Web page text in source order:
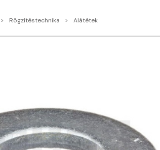
Rögzítéstechnika Alátétek